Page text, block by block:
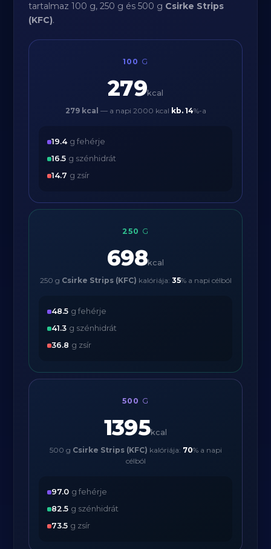
tartalmaz 100 g, 250 g és 500 g Csirke Strips
(KFC).
100 G
279kcal
279 kcal — a napi 2000 kcal kb. 14%-a
19.4 g fehérje
16.5 g szénhidrát
14.7 g zsír
250 G
698kcal
250 g Csirke Strips (KFC) kalóriája: 35% a napi célból
48.5 g fehérje
41.3 g szénhidrát
36.8 g zsír
500 G
1395kcal
500 g Csirke Strips (KFC) kalóriája: 70% a napi
célból
97.0 g fehérje
82.5 g szénhidrát
73.5 g zsír